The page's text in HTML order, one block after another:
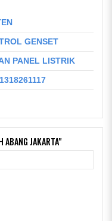
GENSET
PANEL LISTRIK
JAKARTA"